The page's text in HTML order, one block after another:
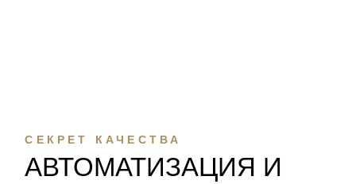
СЕКРЕТ КАЧЕСТВА
АВТОМАТИЗАЦИЯ И